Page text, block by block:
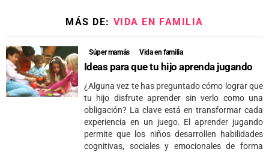
MÁS DE: VIDA EN FAMILIA
Súper mamás Vida en familia
Ideas para que tu hijo aprenda jugando
¿Alguna vez te has preguntado cómo lograr que
tu hijo disfrute aprender sin verlo como una
obligación? La clave está en transformar cada
experiencia en un juego. El aprender jugando
permite que los niños desarrollen habilidades
cognitivas, sociales y emocionales de forma